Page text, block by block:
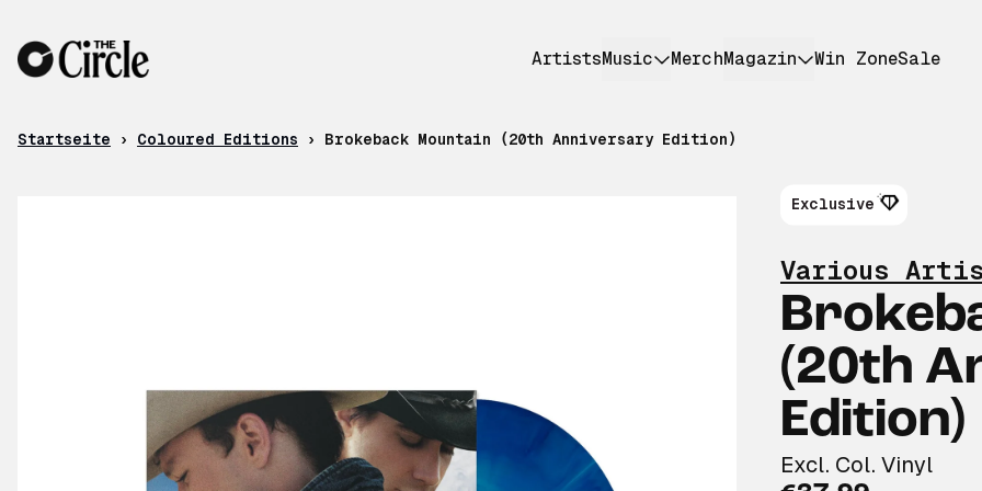
ArtistsMusic MerchMagazin Win ZoneSale
Startseite › Coloured Editions › Brokeback Mountain (20th Anniversary Edition)
Various
(20th
Edition)
Excl. Col. Vinyl
Exclusive